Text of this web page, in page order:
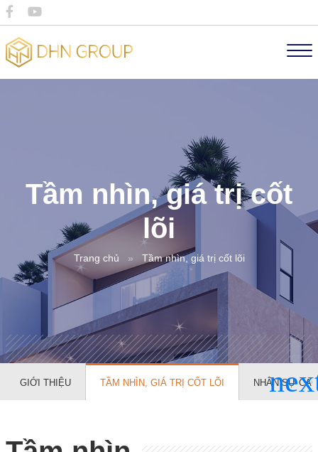
Tầm nhìn, giá trị cốt
lõi
Trang chủ » Tầm nhìn, giá trị cốt lõi
GIỚI THIỆU TẦM NHÌN, GIÁ TRỊ CỐT LÕI NHÂN SỰ